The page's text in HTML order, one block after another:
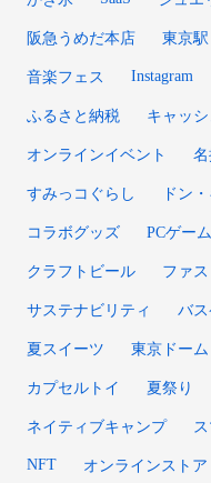
阪急うめだ本店 東京駅
音楽フェス Instagram
ふるさと納税 キャッ
オンラインイベント
すみっコぐらし ドン
コラボグッズ PCゲーム
クラフトビール ファ
サステナビリティ バ
夏スイーツ 東京ドーム
カプセルトイ 夏祭り
ネイティブキャンプ
NFT オンラインストア